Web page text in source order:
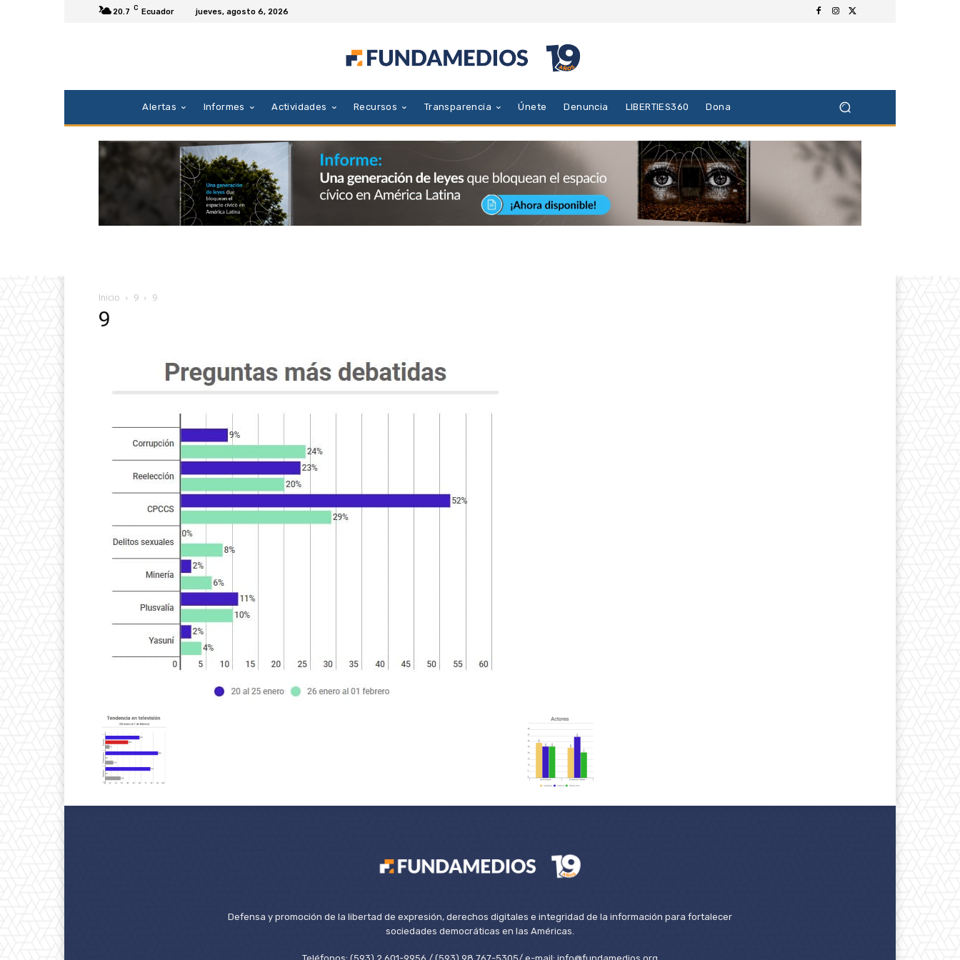
20.7 C Ecuador jueves, agosto 6, 2026
Alertas Informes Actividades Recursos Transparencia Únete Denuncia LIBERTIES360 Dona
Inicio 9 9
9
Defensa y promoción de la libertad de expresión, derechos digitales e integridad de la información para fortalecer
sociedades democráticas en las Américas.